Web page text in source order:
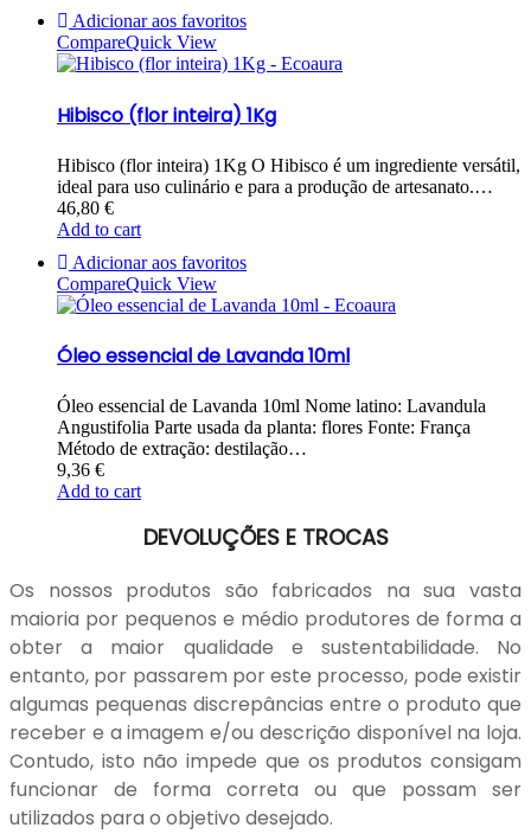
Adicionar aos favoritos
CompareQuick View
Hibisco (flor inteira) 1Kg
Hibisco (flor inteira) 1Kg O Hibisco é um ingrediente versátil,
ideal para uso culinário e para a produção de artesanato.…
46,80 €
Add to cart
Adicionar aos favoritos
CompareQuick View
Óleo essencial de Lavanda 10ml
Óleo essencial de Lavanda 10ml Nome latino: Lavandula
Angustifolia Parte usada da planta: flores Fonte: França
Método de extração: destilação…
9,36 €
Add to cart
DEVOLUÇÕES E TROCAS
Os nossos produtos são fabricados na sua vasta
maioria por pequenos e médio produtores de forma a
obter a maior qualidade e sustentabilidade. No
entanto, por passarem por este processo, pode existir
algumas pequenas discrepâncias entre o produto que
receber e a imagem e/ou descrição disponível na loja.
Contudo, isto não impede que os produtos consigam
funcionar de forma correta ou que possam ser
utilizados para o objetivo desejado.